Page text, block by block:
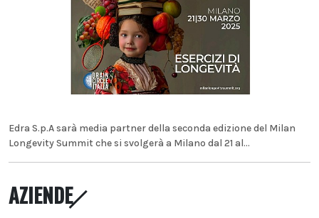
Edra S.p.A sarà media partner della seconda edizione del Milan
Longevity Summit che si svolgerà a Milano dal 21 al...
AZIENDE